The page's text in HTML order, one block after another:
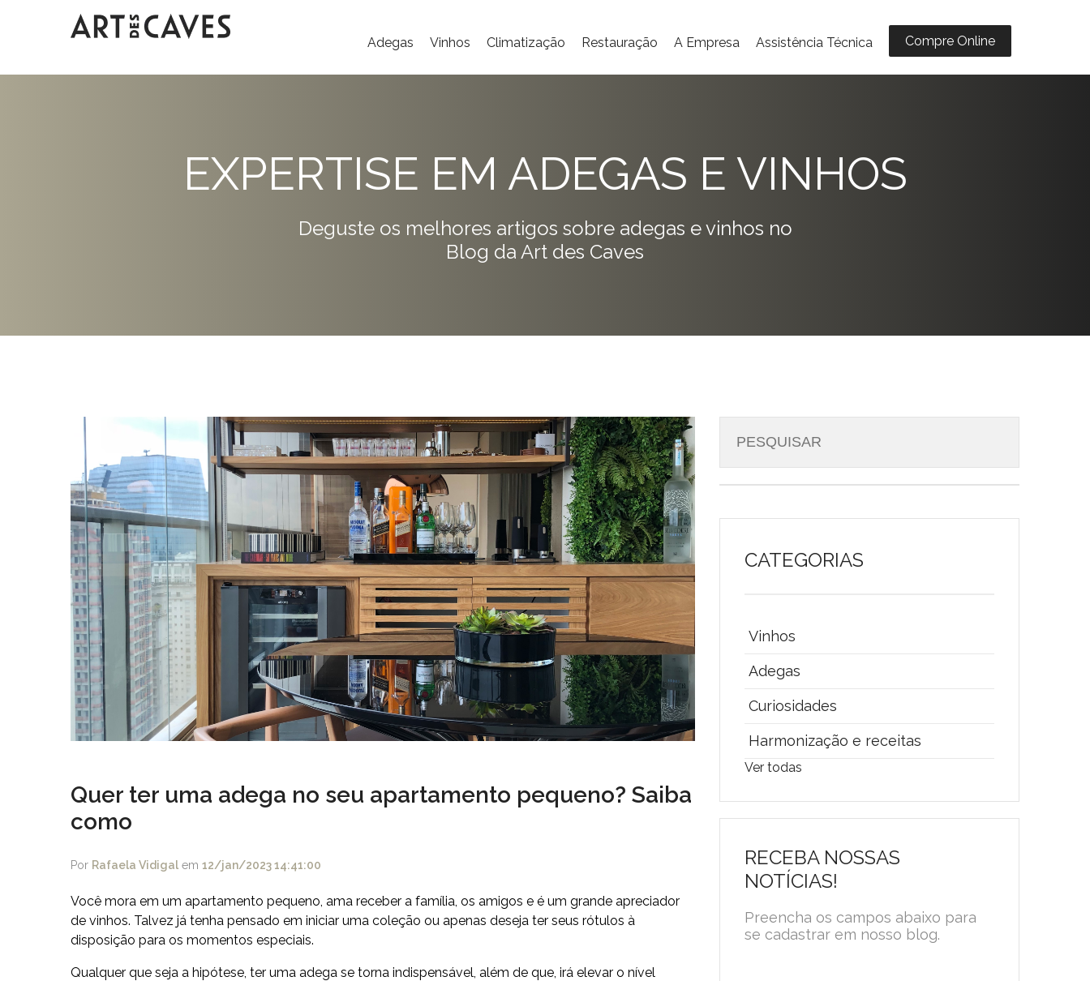
Adegas Vinhos Climatização Restauração A Empresa Assistência Técnica Compre Online
EXPERTISE EM ADEGAS E VINHOS
Deguste os melhores artigos sobre adegas e vinhos no
Blog da Art des Caves
Quer ter uma adega no seu apartamento pequeno? Saiba
como
Por Rafaela Vidigal em 12/jan/2023 14:41:00
Você mora em um apartamento pequeno, ama receber a família, os amigos e é um grande apreciador
de vinhos. Talvez já tenha pensado em iniciar uma coleção ou apenas deseja ter seus rótulos à
disposição para os momentos especiais.
Qualquer que seja a hipótese, ter uma adega se torna indispensável, além de que, irá elevar o nível
CATEGORIAS
Vinhos
Adegas
Curiosidades
Harmonização e receitas
Ver todas
RECEBA NOSSAS
NOTÍCIAS!
Preencha os campos abaixo para
se cadastrar em nosso blog.